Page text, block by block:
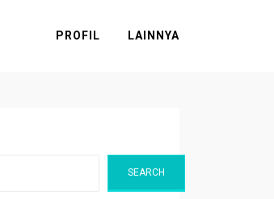
PROFIL LAINNYA
SEARCH